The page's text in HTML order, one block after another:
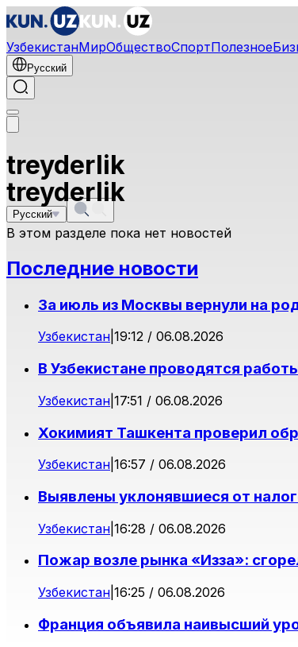
УзбекистанМирОбществоСпортПолезное
Русский
treyderlik
Русский
treyderlik
В этом разделе пока нет новостей
Последние новости
За июль из Москвы вернули на
Узбекистан 19:12 / 06.08.2026
В Узбекистане проводятся
Узбекистан 17:51 / 06.08.2026
Хокимият Ташкента проверил
Узбекистан 16:57 / 06.08.2026
Выявлены уклонявшиеся от
Узбекистан 16:28 / 06.08.2026
Пожар возле рынка «Изза»:
Узбекистан 16:25 / 06.08.2026
Франция объявила наивысший